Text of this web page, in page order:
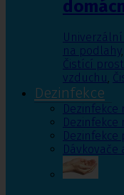
na podlahy,
Čistící
vzduchu,
Dezinfekce
Dezinfekce
Dezinfekce